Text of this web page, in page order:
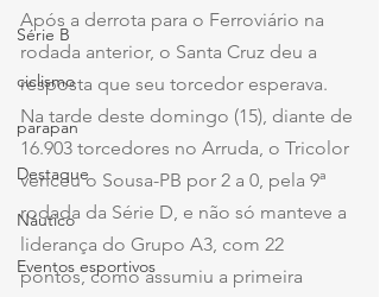
Série B
ciclismo
parapan
Destaque
Náutico
Eventos esportivos
Após a derrota para o Ferroviário na
rodada anterior, o Santa Cruz deu a
resposta que seu torcedor esperava.
Na tarde deste domingo (15), diante de
16.903 torcedores no Arruda, o Tricolor
venceu o Sousa-PB por 2 a 0, pela 9ª
rodada da Série D, e não só manteve a
liderança do Grupo A3, com 22
pontos, como assumiu a primeira